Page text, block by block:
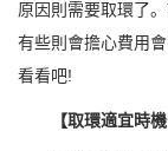
原因則需要取環了
有些則會擔心費用
看看吧!
【取環適宜時